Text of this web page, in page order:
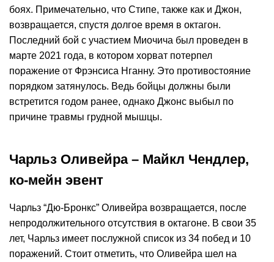
боях. Примечательно, что Стипе, также как и Джон,
возвращается, спустя долгое время в октагон.
Последний бой с участием Миочича был проведен в
марте 2021 года, в котором хорват потерпел
поражение от Фрэнсиса Нганну. Это противостояние
порядком затянулось. Ведь бойцы должны были
встретится годом ранее, однако Джонс выбыл по
причине травмы грудной мышцы.
Чарльз Оливейра – Майкл Чендлер,
ко-мейн эвент
Чарльз “Дю-Бронкс” Оливейра возвращается, после
непродолжительного отсутствия в октагоне. В свои 35
лет, Чарльз имеет послужной список из 34 побед и 10
поражений. Стоит отметить, что Оливейра шел на